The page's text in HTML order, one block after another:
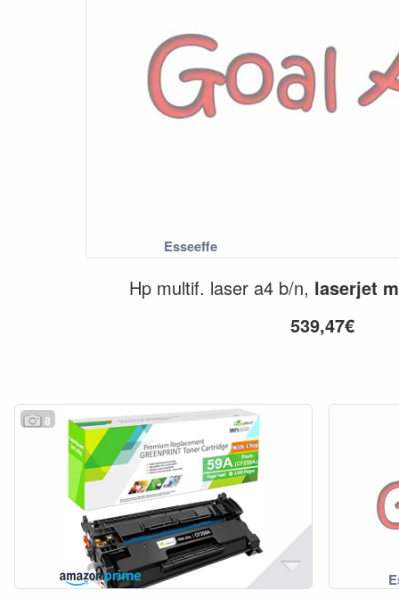
Hp multif. laser a4 b/n, laserjet
539,47€
8